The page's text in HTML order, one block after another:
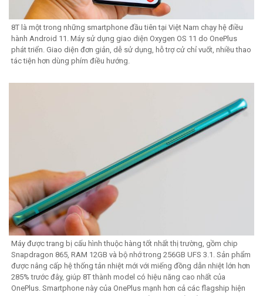
8T là một trong những smartphone đầu tiên tại Việt Nam chạy hệ điều
hành Android 11. Máy sử dụng giao diện Oxygen OS 11 do OnePlus
phát triển. Giao diện đơn giản, dễ sử dụng, hỗ trợ cử chỉ vuốt, nhiều thao
tác tiện hơn dùng phím điều hướng.
Máy được trang bị cấu hình thuộc hàng tốt nhất thị trường, gồm chip
Snapdragon 865, RAM 12GB và bộ nhớ trong 256GB UFS 3.1. Sản phẩm
được nâng cấp hệ thống tản nhiệt mới với miếng đồng dẫn nhiệt lớn hơn
285% trước đây, giúp 8T thành model có hiệu năng cao nhất của
OnePlus. Smartphone này của OnePlus mạnh hơn cả các flagship hiện